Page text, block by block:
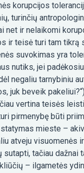
korupcijos
turinčių
net ir nelaikomi
ir teisė turi tam tikrą
suvokimas yra
nutiks, jei
negaliu tarnybiniu
juk beveik
vertina teisės
pirmenybę būti
mieste –
atveju visuomenės
sutapti, tačiau dažnai
– ilgametės